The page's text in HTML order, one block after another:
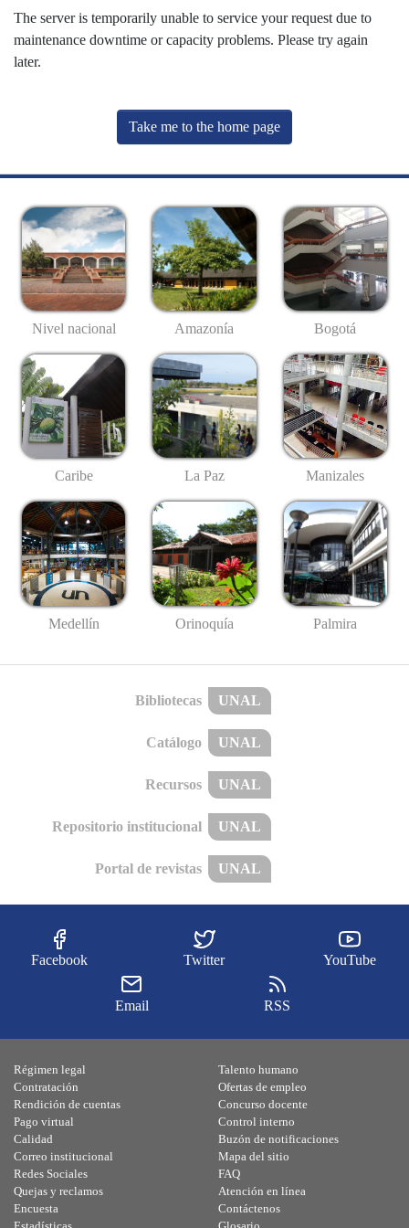
The server is temporarily unable to service your request due to
maintenance downtime or capacity problems. Please try again
later.
Take me to the home page
Nivel nacional Amazonía Bogotá
Caribe La Paz Manizales
Medellín Orinoquía Palmira
Bibliotecas UNAL
Catálogo UNAL
Recursos UNAL
Repositorio institucional UNAL
Portal de revistas UNAL
Facebook Twitter YouTube
Email RSS
Régimen legal
Contratación
Rendición de cuentas
Pago virtual
Calidad
Talento humano
Ofertas de empleo
Concurso docente
Control interno
Buzón de notificaciones
Correo institucional
Redes Sociales
Quejas y reclamos
Encuesta
Mapa del sitio
FAQ
Atención en línea
Contáctenos